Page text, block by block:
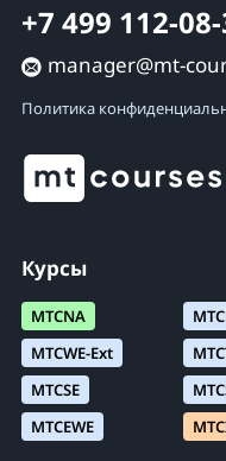
+7 499 112-
manager@mt-
Политика
Курсы
MTCNA
MTCWE-Ext
MTCSE
MTCEWE